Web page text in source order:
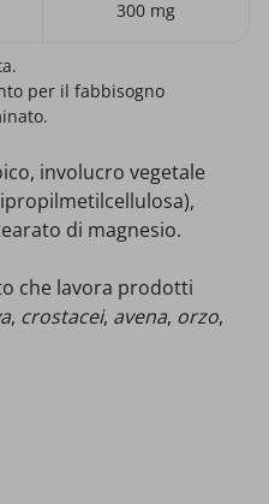
300 mg
per il fabbisogno
involucro vegetale
di magnesio.
che lavora prodotti
, crostacei, avena, orzo,